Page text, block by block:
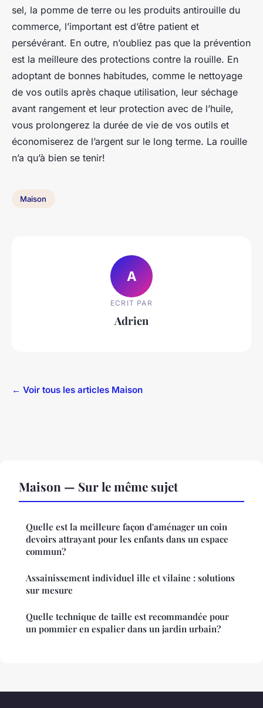
sel, la pomme de terre ou les produits antirouille du
commerce, l’important est d’être patient et
persévérant. En outre, n’oubliez pas que la prévention
est la meilleure des protections contre la rouille. En
adoptant de bonnes habitudes, comme le nettoyage
de vos outils après chaque utilisation, leur séchage
avant rangement et leur protection avec de l’huile,
vous prolongerez la durée de vie de vos outils et
économiserez de l’argent sur le long terme. La rouille
n’a qu’à bien se tenir!
Maison
A
ECRIT PAR
Adrien
← Voir tous les articles Maison
Maison — Sur le même sujet
Quelle est la meilleure façon d'aménager un coin
devoirs attrayant pour les enfants dans un espace
commun?
Assainissement individuel ille et vilaine : solutions
sur mesure
Quelle technique de taille est recommandée pour
un pommier en espalier dans un jardin urbain?